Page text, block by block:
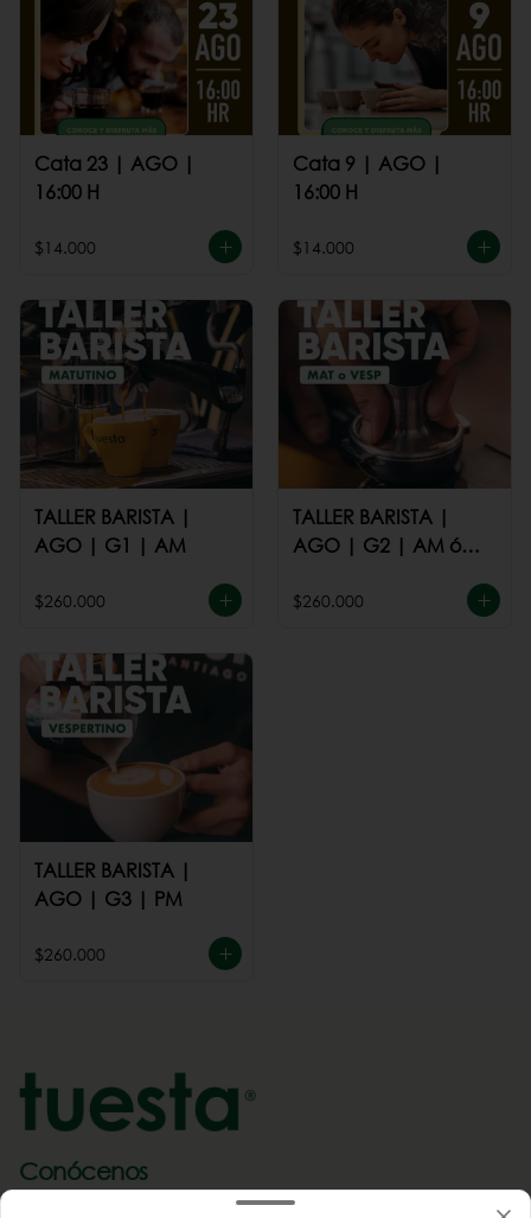
Cata 23 | AGO |
16:00 H
$14.000
Cata 9 | AGO |
16:00 H
$14.000
TALLER BARISTA |
AGO | G1 | AM
$260.000
TALLER BARISTA |
AGO | G2 | AM ó
$260.000
TALLER BARISTA |
AGO | G3 | PM
$260.000
Conócenos